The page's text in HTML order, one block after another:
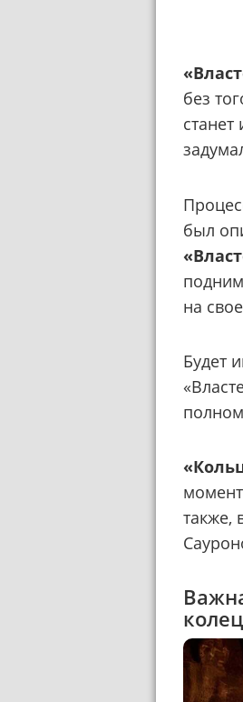
без
был
на
Будет
также,